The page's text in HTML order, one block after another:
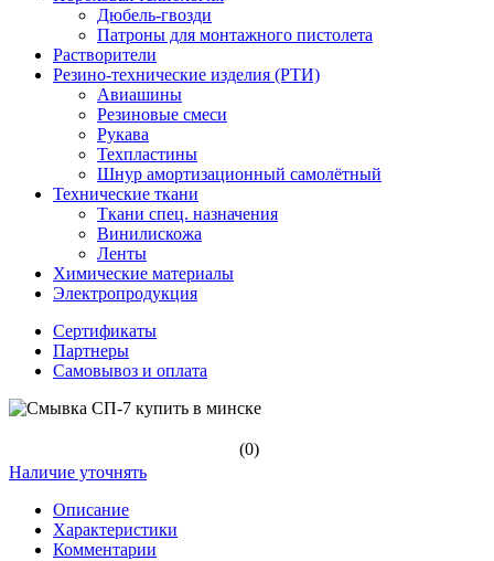
Дюбель-гвозди
Патроны для монтажного пистолета
Растворители
Резино-технические изделия (РТИ)
Авиашины
Резиновые смеси
Рукава
Техпластины
Шнур амортизационный самолётный
Технические ткани
Ткани спец. назначения
Винилискожа
Ленты
Химические материалы
Электропродукция
Сертификаты
Партнеры
Самовывоз и оплата
(0)
Наличие уточнять
Описание
Характеристики
Комментарии